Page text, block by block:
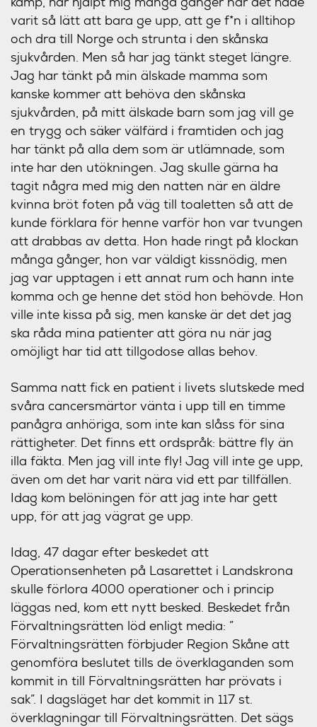
varit så lätt att bara ge upp, att ge f*n i alltihop
och dra till Norge och strunta i den skånska
sjukvården. Men så har jag tänkt steget längre.
Jag har tänkt på min älskade mamma som
kanske kommer att behöva den skånska
sjukvården, på mitt älskade barn som jag vill ge
en trygg och säker välfärd i framtiden och jag
har tänkt på alla dem som är utlämnade, som
inte har den utökningen. Jag skulle gärna ha
tagit några med mig den natten när en äldre
kvinna bröt foten på väg till toaletten så att de
kunde förklara för henne varför hon var tvungen
att drabbas av detta. Hon hade ringt på klockan
många gånger, hon var väldigt kissnödig, men
jag var upptagen i ett annat rum och hann inte
komma och ge henne det stöd hon behövde. Hon
ville inte kissa på sig, men kanske är det det jag
ska råda mina patienter att göra nu när jag
omöjligt har tid att tillgodose allas behov.
Samma natt fick en patient i livets slutskede med
svåra cancersmärtor vänta i upp till en timme
panågra anhöriga, som inte kan slåss för sina
rättigheter. Det finns ett ordspråk: bättre fly än
illa fäkta. Men jag vill inte fly! Jag vill inte ge upp,
även om det har varit nära vid ett par tillfällen.
Idag kom belöningen för att jag inte har gett
upp, för att jag vägrat ge upp.
Idag, 47 dagar efter beskedet att
Operationsenheten på Lasarettet i Landskrona
skulle förlora 4000 operationer och i princip
läggas ned, kom ett nytt besked. Beskedet från
Förvaltningsrätten löd enligt media: ”
Förvaltningsrätten förbjuder Region Skåne att
genomföra beslutet tills de överklaganden som
kommit in till Förvaltningsrätten har prövats i
sak”. I dagsläget har det kommit in 117 st.
överklagningar till Förvaltningsrätten. Det sägs